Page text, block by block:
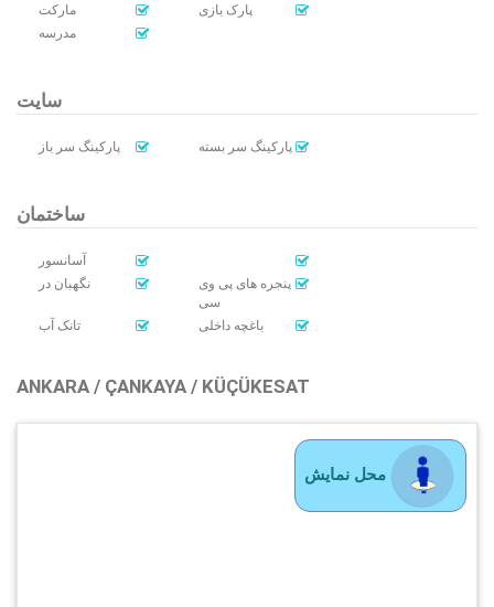
مارکت
پارک بازی
مدرسه
سایت
پارکینگ سر باز پارکینگ سر بسته
ساختمان
آسانسور
نگهبان در
پنجره های پی وی
سی
تانک آب
باغچه داخلی
ANKARA / ÇANKAYA / KÜÇÜKESAT